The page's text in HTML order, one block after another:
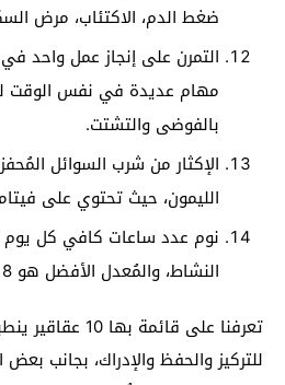
ضغط الدم، الاكتئاب، مرض
التمرن على إنجاز عمل واحد
مهام عديدة في نفس الوقت
بالفوضى والتشتت.
الإكثار من شرب السوائل
الليمون، حيث تحتوي على
نوم عدد ساعات كافي كل
النشاط، والمُعدل الأفضل هو 8 ساعات في اليوم.
تعرفنا على
للتركيز والحفظ والإدراك، بجانب بعض